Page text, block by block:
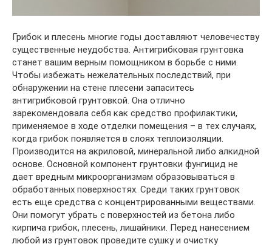
Грибок и плесень многие годы доставляют человечеству
существенные неудобства. Антигрибковая грунтовка
станет вашим верным помощником в борьбе с ними.
Чтобы избежать нежелательных последствий, при
обнаружении на стене плесени запаситесь
антигрибковой грунтовкой. Она отлично
зарекомендовала себя как средство профилактики,
применяемое в ходе отделки помещения – в тех случаях,
когда грибок появляется в слоях теплоизоляции.
Производится на акриловой, минеральной либо алкидной
основе. Основной компонент грунтовки фунгицид не
дает вредным микроорганизмам образовываться в
обработанных поверхностях. Среди таких грунтовок
есть еще средства с концентрированными веществами.
Они помогут убрать с поверхностей из бетона либо
кирпича грибок, плесень, лишайники. Перед нанесением
любой из грунтовок проведите сушку и очистку